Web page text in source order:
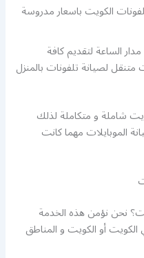
الكويت باسعار مدروسة
الساعة لتقديم كافة
لصيانة تلفونات بالمنزل
شاملة و متكاملة لذلك
الموبايلات مهما كانت
نحن نؤمن هذه الخدمة
الكويت أو الكويت و المناطق